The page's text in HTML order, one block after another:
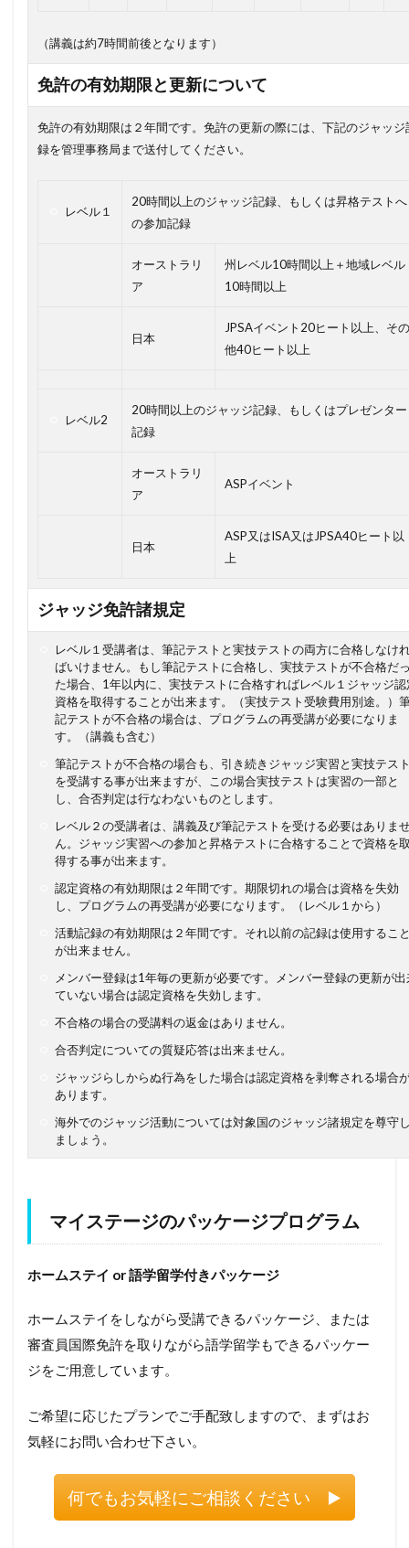
（講義は約7時間前後となります）
免許の有効期限と更新について
免許の有効期限は２年間です。免許の更新の際には、下記のジャッジ
録を管理事務局まで送付してください。
レベル１
20時間以上のジャッジ記録、もしくは昇格テストへ
の参加記録
オーストラリ
ア
州レベル10時間以上＋地域レベル
10時間以上
日本
JPSAイベント20ヒート以上、その
他40ヒート以上
レベル2
20時間以上のジャッジ記録、もしくはプレゼンター
記録
オーストラリ
ア
ASPイベント
日本
ASP又はISA又はJPSA40ヒート以
上
ジャッジ免許諸規定
レベル１受講者は、筆記テストと実技テストの両方に合格しなけ
ばいけません。もし筆記テストに合格し、実技テストが不合格だ
た場合、1年以内に、実技テストに合格すればレベル１ジャッジ認
資格を取得することが出来ます。（実技テスト受験費用別途。）
記テストが不合格の場合は、プログラムの再受講が必要になりま
す。（講義も含む）
筆記テストが不合格の場合も、引き続きジャッジ実習と実技テス
を受講する事が出来ますが、この場合実技テストは実習の一部と
し、合否判定は行なわないものとします。
レベル２の受講者は、講義及び筆記テストを受ける必要はありま
ん。ジャッジ実習への参加と昇格テストに合格することで資格を
得する事が出来ます。
認定資格の有効期限は２年間です。期限切れの場合は資格を失効
し、プログラムの再受講が必要になります。（レベル１から）
活動記録の有効期限は２年間です。それ以前の記録は使用するこ
が出来ません。
メンバー登録は1年毎の更新が必要です。メンバー登録の更新が出
ていない場合は認定資格を失効します。
不合格の場合の受講料の返金はありません。
合否判定についての質疑応答は出来ません。
ジャッジらしからぬ行為をした場合は認定資格を剥奪される場合
あります。
海外でのジャッジ活動については対象国のジャッジ諸規定を尊守
ましょう。
マイステージのパッケージプログラム
ホームステイ or 語学留学付きパッケージ
ホームステイをしながら受講できるパッケージ、または
審査員国際免許を取りながら語学留学もできるパッケー
ジをご用意しています。
ご希望に応じたプランでご手配致しますので、まずはお
気軽にお問い合わせ下さい。
何でもお気軽にご相談ください ▶️